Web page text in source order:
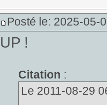
Posté le: 2025-05-
UP !
Citation :
Le 2011-08-29